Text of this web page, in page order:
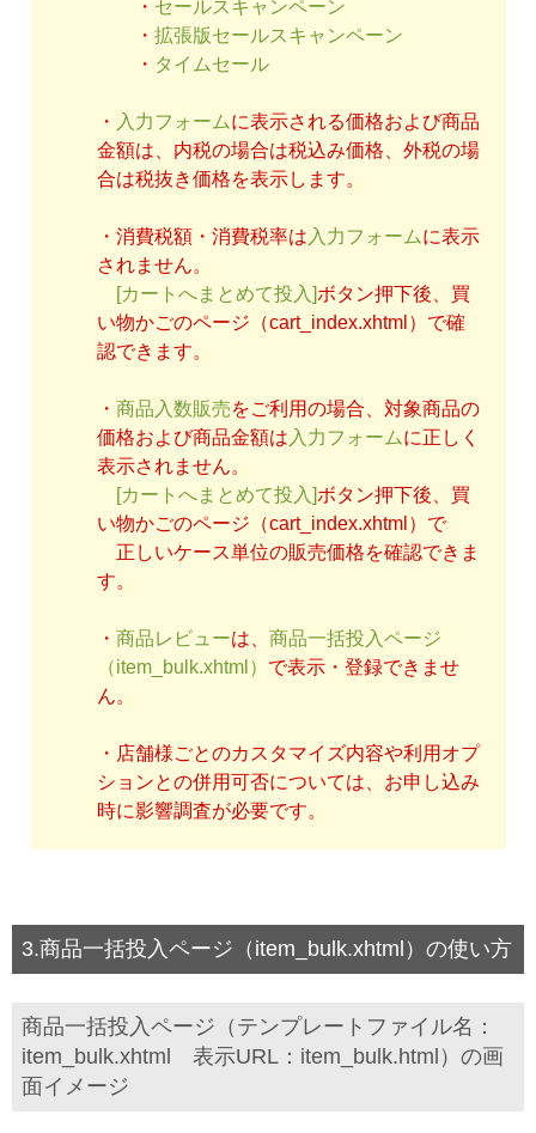
・ セールスキャンペーン
・ 拡張版セールスキャンペーン
・ タイムセール
・ 入力フォームに表示される価格および商品
金額は、内税の場合は税込み価格、外税の場
合は税抜き価格を表示します。
・消費税額・消費税率は 入力フォームに表示
されません。
[カートへまとめて投入]ボタン押下後、買
い物かごのページ（cart_index.xhtml）で確
認できます。
・ 商品入数販売をご利用の場合、対象商品の
価格および商品金額は 入力フォームに正しく
表示されません。
[カートへまとめて投入]ボタン押下後、買
い物かごのページ（cart_index.xhtml）で
正しいケース単位の販売価格を確認できま
す。
・ 商品レビューは、 商品一括投入ページ
（item_bulk.xhtml） で表示・登録できませ
ん。
・店舗様ごとのカスタマイズ内容や利用オプ
ションとの併用可否については、お申し込み
時に影響調査が必要です。
3.商品一括投入ページ（item_bulk.xhtml）の使い方
商品一括投入ページ（テンプレートファイル名：
item_bulk.xhtml 表示URL：item_bulk.html）の画
面イメージ